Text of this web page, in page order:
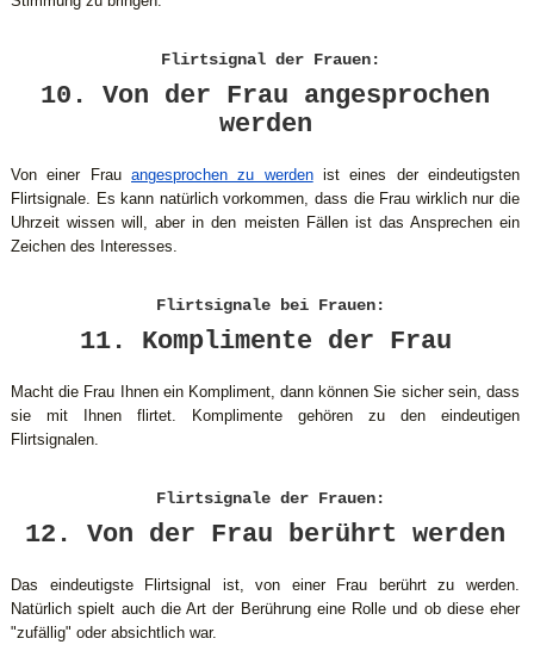
Flirtsignal der Frauen:
10. Von der Frau angesprochen
werden
Von einer Frau angesprochen zu werdenist eines der eindeutigsten
Flirtsignale. Es kann natürlich vorkommen, dass die Frau wirklich nur die
Uhrzeit wissen will, aber in den meisten Fällen ist das Ansprechen ein
Zeichen des Interesses.
Flirtsignale bei Frauen:
11. Komplimente der Frau
Macht die Frau Ihnen ein Kompliment, dann können Sie sicher sein, dass
sie mit Ihnen flirtet. Komplimente gehören zu den eindeutigen
Flirtsignalen.
Flirtsignale der Frauen:
12. Von der Frau berührt werden
Das eindeutigste Flirtsignal ist, von einer Frau berührt zu werden.
Natürlich spielt auch die Art der Berührung eine Rolle und ob diese eher
"zufällig" oder absichtlich war.